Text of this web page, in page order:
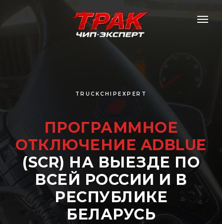
TRUCKCHIPEXPERT
ПРОГРАММНОЕ
ОТКЛЮЧЕНИЕ ADBLUE
(SCR) НА ВЫЕЗДЕ ПО
ВСЕЙ РОССИИ И В
РЕСПУБЛИКЕ
БЕЛАРУСЬ